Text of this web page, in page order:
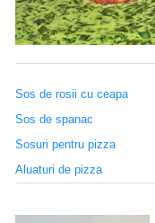
Sos de rosii cu ceapa
Sos de spanac
Sosuri pentru pizza
Aluaturi de pizza